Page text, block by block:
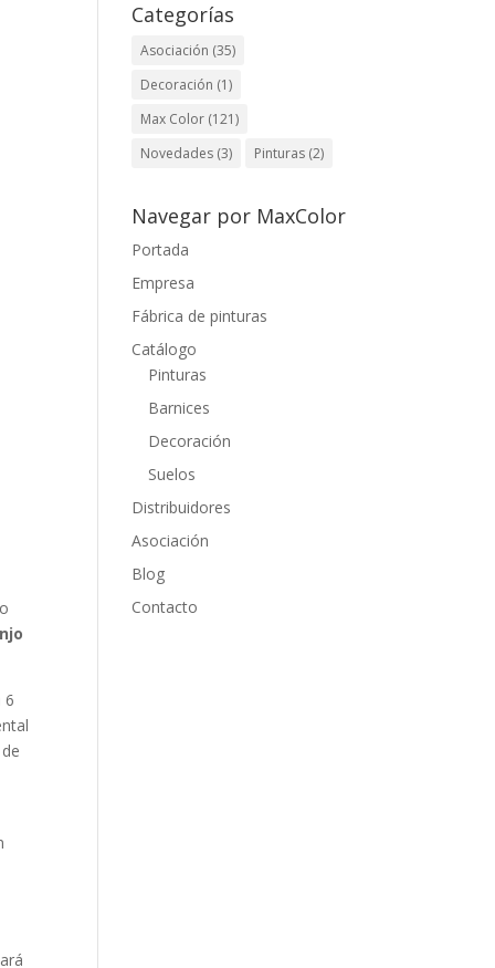
6
Categorías
Asociación (35)
Decoración (1)
Max Color (121)
Novedades (3) Pinturas (2)
Navegar por MaxColor
Portada
Empresa
Fábrica de pinturas
Catálogo
Pinturas
Barnices
Decoración
Suelos
Distribuidores
Asociación
Blog
Contacto